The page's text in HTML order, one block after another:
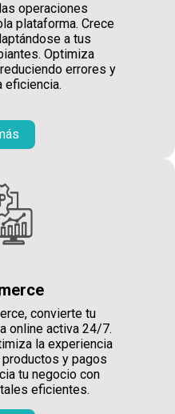
operaciones
plataforma. Crece
a tus
Optimiza
errores y
eficiencia.
convierte tu
online activa 24/7.
la experiencia
y pagos
tu negocio con
eficientes.